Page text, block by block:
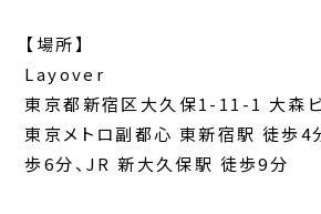
【場所】
Layover
東京都新宿区大久保1-11-1 大森
東京メトロ副都心 東新宿駅 徒歩4
歩6分、JR 新大久保駅 徒歩9分